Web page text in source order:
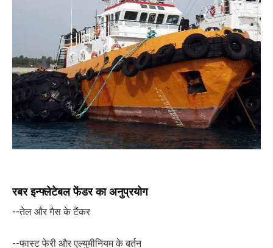
रबर इन्फ्लेटेबल फेंडर का अनुप्रयोग
--तेल और गैस के टैंकर
--फास्ट फेरी और एल्युमीनियम के बर्तन